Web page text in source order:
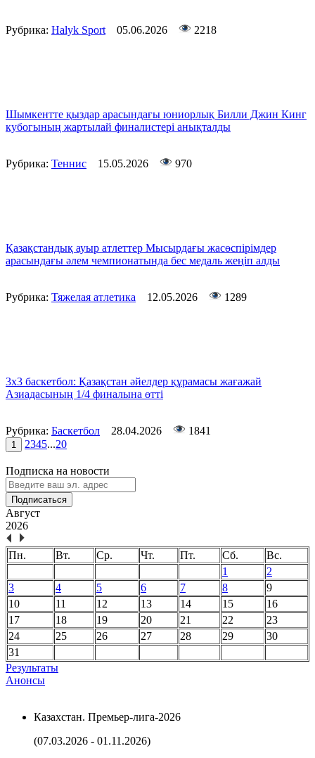
Рубрика: Halyk Sport 05.06.2026 2218
Шымкентте қыздар арасындағы юниорлық Билли Джин Кинг
кубогының жартылай финалистері анықталды
Рубрика: Теннис 15.05.2026 970
Қазақстандық ауыр атлеттер Мысырдағы жасөспірімдер
арасындағы әлем чемпионатында бес медаль жеңіп алды
Рубрика: Тяжелая атлетика 12.05.2026 1289
3х3 баскетбол: Қазақстан әйелдер құрамасы жағажай
Азиадасының 1/4 финалына өтті
Рубрика: Баскетбол 28.04.2026 1841
1 2345...20
Подписка на новости
Подписаться
Август
2026
Пн. Вт. Ср. Чт. Пт. Сб.
Вс.
1
2
3
4 5 6 7 8
9
10
11 12 13 14 15
16
17
18 19 20 21 22
23
24
25 26 27 28 29
30
31
Результаты
Анонсы
Казахстан. Премьер-лига-2026
(07.03.2026 - 01.11.2026)